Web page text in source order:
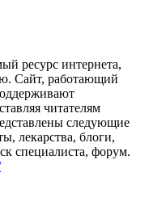
ресурс интернета,
Сайт, работающий
читателям
следующие
лекарства, блоги,
специалиста, форум.